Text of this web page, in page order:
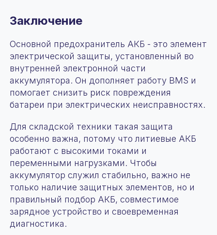
Заключение
Основной предохранитель АКБ - это элемент
электрической защиты, установленный во
внутренней электронной части
аккумулятора. Он дополняет работу BMS и
помогает снизить риск повреждения
батареи при электрических неисправностях.
Для складской техники такая защита
особенно важна, потому что литиевые АКБ
работают с высокими токами и
переменными нагрузками. Чтобы
аккумулятор служил стабильно, важно не
только наличие защитных элементов, но и
правильный подбор АКБ, совместимое
зарядное устройство и своевременная
диагностика.
© 2025 OOO “ФОМОС”
Все права защищены. Любое копирование
материаллов с сайта запрещено
специальной оценки условий
труда
Политика конфиденциальности